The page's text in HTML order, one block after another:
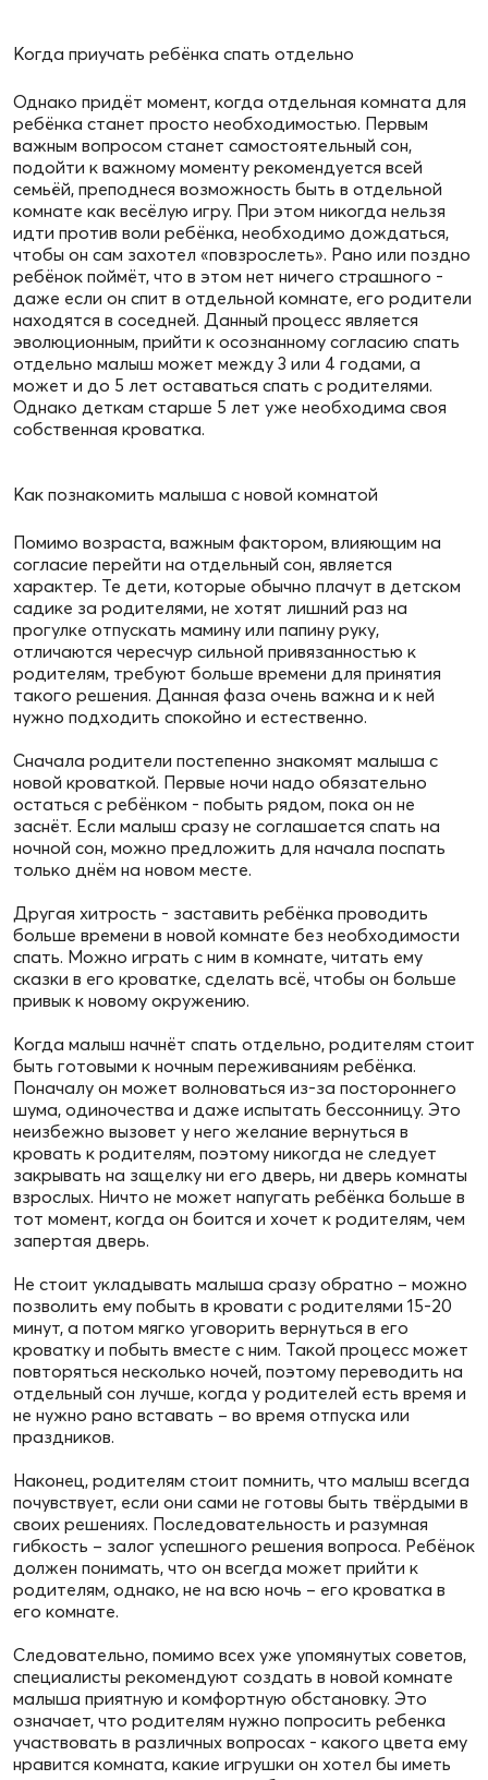
Когда приучать ребёнка спать отдельно
Однако придёт момент, когда отдельная комната для
ребёнка станет просто необходимостью. Первым
важным вопросом станет самостоятельный сон,
подойти к важному моменту рекомендуется всей
семьёй, преподнеся возможность быть в отдельной
комнате как весёлую игру. При этом никогда нельзя
идти против воли ребёнка, необходимо дождаться,
чтобы он сам захотел «повзрослеть». Рано или поздно
ребёнок поймёт, что в этом нет ничего страшного -
даже если он спит в отдельной комнате, его родители
находятся в соседней. Данный процесс является
эволюционным, прийти к осознанному согласию спать
отдельно малыш может между 3 или 4 годами, а
может и до 5 лет оставаться спать с родителями.
Однако деткам старше 5 лет уже необходима своя
собственная кроватка.
Как познакомить малыша с новой комнатой
Помимо возраста, важным фактором, влияющим на
согласие перейти на отдельный сон, является
характер. Те дети, которые обычно плачут в детском
садике за родителями, не хотят лишний раз на
прогулке отпускать мамину или папину руку,
отличаются чересчур сильной привязанностью к
родителям, требуют больше времени для принятия
такого решения. Данная фаза очень важна и к ней
нужно подходить спокойно и естественно.
Сначала родители постепенно знакомят малыша с
новой кроваткой. Первые ночи надо обязательно
остаться с ребёнком - побыть рядом, пока он не
заснёт. Если малыш сразу не соглашается спать на
ночной сон, можно предложить для начала поспать
только днём на новом месте.
Другая хитрость - заставить ребёнка проводить
больше времени в новой комнате без необходимости
спать. Можно играть с ним в комнате, читать ему
сказки в его кроватке, сделать всё, чтобы он больше
привык к новому окружению.
Когда малыш начнёт спать отдельно, родителям стоит
быть готовыми к ночным переживаниям ребёнка.
Поначалу он может волноваться из-за постороннего
шума, одиночества и даже испытать бессонницу. Это
неизбежно вызовет у него желание вернуться в
кровать к родителям, поэтому никогда не следует
закрывать на защелку ни его дверь, ни дверь комнаты
взрослых. Ничто не может напугать ребёнка больше в
тот момент, когда он боится и хочет к родителям, чем
запертая дверь.
Не стоит укладывать малыша сразу обратно – можно
позволить ему побыть в кровати с родителями 15-20
минут, а потом мягко уговорить вернуться в его
кроватку и побыть вместе с ним. Такой процесс может
повторяться несколько ночей, поэтому переводить на
отдельный сон лучше, когда у родителей есть время и
не нужно рано вставать – во время отпуска или
праздников.
Наконец, родителям стоит помнить, что малыш всегда
почувствует, если они сами не готовы быть твёрдыми в
своих решениях. Последовательность и разумная
гибкость – залог успешного решения вопроса. Ребёнок
должен понимать, что он всегда может прийти к
родителям, однако, не на всю ночь – его кроватка в
его комнате.
Следовательно, помимо всех уже упомянутых советов,
специалисты рекомендуют создать в новой комнате
малыша приятную и комфортную обстановку. Это
означает, что родителям нужно попросить ребенка
участвовать в различных вопросах - какого цвета ему
нравится комната, какие игрушки он хотел бы иметь